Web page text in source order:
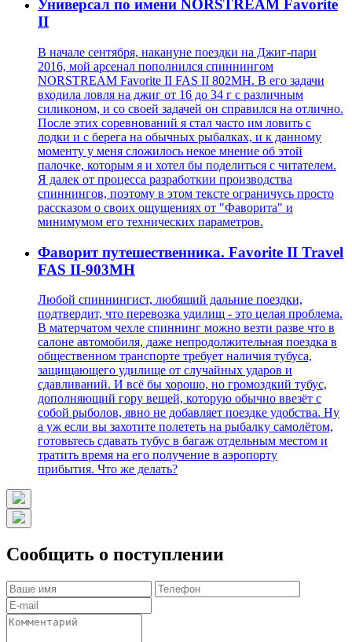
Универсал по имени NORSTREAM Favorite
II
В начале сентября, накануне поездки на Джиг-пари
2016, мой арсенал пополнился спиннингом
NORSTREAM Favorite II FAS II 802MH. В его задачи
входила ловля на джиг от 16 до 34 г с различным
силиконом, и со своей задачей он справился на отлично.
После этих соревнований я стал часто им ловить с
лодки и с берега на обычных рыбалках, и к данному
моменту у меня сложилось некое мнение об этой
палочке, которым я и хотел бы поделиться с читателем.
Я далек от процесса разработкии производства
спиннингов, поэтому в этом тексте ограничусь просто
рассказом о своих ощущениях от "Фаворита" и
минимумом его технических параметров.
Фаворит путешественника. Favorite II Travel
FAS II-903MH
Любой спиннингист, любящий дальние поездки,
подтвердит, что перевозка удилищ - это целая проблема.
В матерчатом чехле спиннинг можно везти разве что в
салоне автомобиля, даже непродолжительная поездка в
общественном транспорте требует наличия тубуса,
защищающего удилище от случайных ударов и
сдавливаний. И всё бы хорошо, но громоздкий тубус,
дополняющий гору вещей, которую обычно ввезёт с
собой рыболов, явно не добавляет поездке удобства. Ну
а уж если вы захотите полететь на рыбалку самолётом,
готовьтесь сдавать тубус в багаж отдельным местом и
тратить время на его получение в аэропорту
прибытия. Что же делать?
Сообщить о поступлении